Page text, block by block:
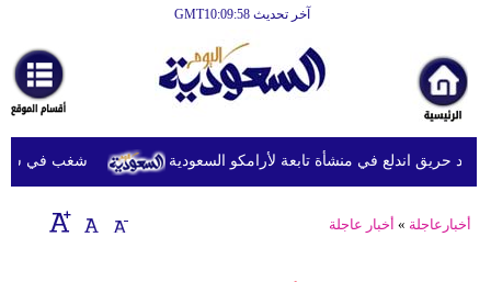
آخر تحديث GMT10:09:58
أخبارعاجلة
رياضة
ثقافة
إقتصاد
شغب في سجون سريلانكا حريق اندلع في منشأة تابعة لأرامكو السعودية
أخبارعاجلة » أخبار عاجلة